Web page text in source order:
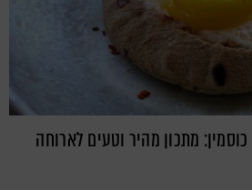
מתכון מהיר וטעים לארוחה